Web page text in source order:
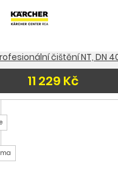
čištění NT, DN
11 229 Kč